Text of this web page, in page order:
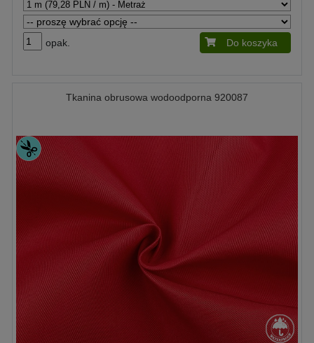
opak. Do koszyka
Tkanina obrusowa wodoodporna 920087